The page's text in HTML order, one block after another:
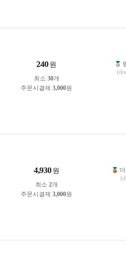
240 원
최소 30개
주문시결제 3,000원
4,930 원
최소 2개
주문시결제 3,000원